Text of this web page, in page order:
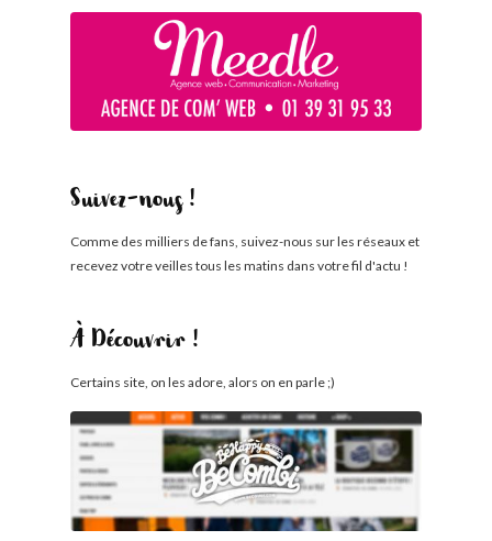
Suivez-nous !
Comme des milliers de fans, suivez-nous sur les réseaux et
recevez votre veilles tous les matins dans votre fil d'actu !
À Découvrir !
Certains site, on les adore, alors on en parle ;)